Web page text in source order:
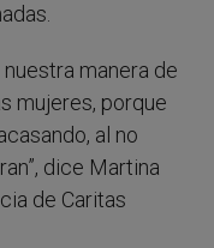
manera de
mujeres, porque
al no
dice Martina
de Caritas